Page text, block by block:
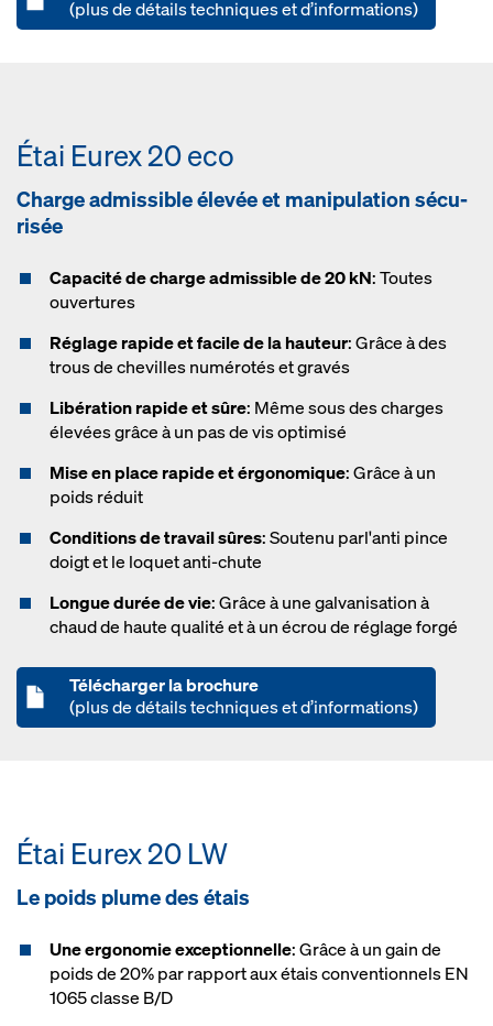
(plus de détails techniques et d’informations)
Étai Eu­rex 20 eco
Charge admissible él­e­vée et ma­ni­pu­la­tion sé­c­u­
ri­sée
Capacité de charge admissible de 20 kN: Toutes
ouvertures
Réglage rapide et facile de la hauteur: Grâce à des
trous de chevilles numérotés et gravés
Libération rapide et sûre: Même sous des charges
élevées grâce à un pas de vis optimisé
Mise en place rapide et érgonomique: Grâce à un
poids réduit
Conditions de travail sûres: Soutenu parl'anti pince
doigt et le loquet anti-chute
Longue durée de vie: Grâce à une galvanisation à
chaud de haute qualité et à un écrou de réglage forgé
Télécharger la brochure
(plus de détails techniques et d’informations)
Étai Eurex 20 LW
Le poids plume des étais
Une ergonomie exceptionnelle: Grâce à un gain de
poids de 20% par rapport aux étais conventionnels EN
1065 classe B/D